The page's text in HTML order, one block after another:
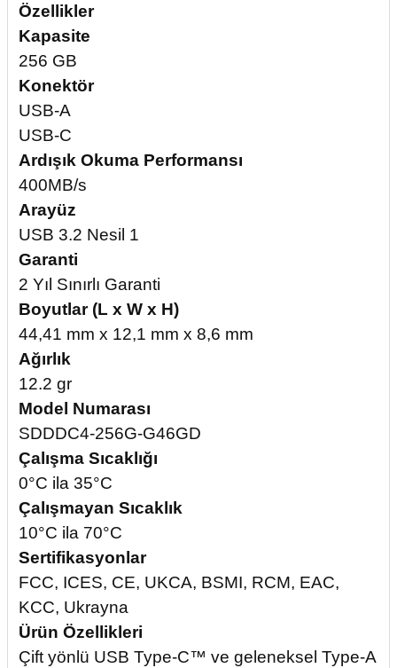
Özellikler
Kapasite
256 GB
Konektör
USB-A
USB-C
Ardışık Okuma Performansı
400MB/s
Arayüz
USB 3.2 Nesil 1
Garanti
2 Yıl Sınırlı Garanti
Boyutlar (L x W x H)
44,41 mm x 12,1 mm x 8,6 mm
Ağırlık
12.2 gr
Model Numarası
SDDDC4-256G-G46GD
Çalışma Sıcaklığı
0°C ila 35°C
Çalışmayan Sıcaklık
10°C ila 70°C
Sertifikasyonlar
FCC, ICES, CE, UKCA, BSMI, RCM, EAC,
KCC, Ukrayna
Ürün Özellikleri
Çift yönlü USB Type-C™ ve geleneksel Type-A